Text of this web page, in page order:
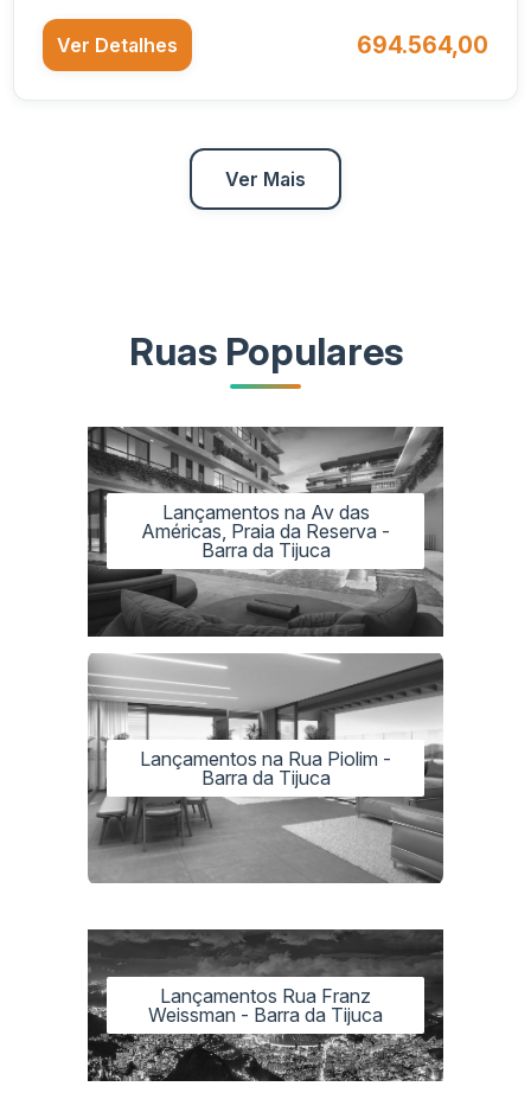
Ver Detalhes 694.564,00
Ver Mais
Ruas Populares
Lançamentos na Av das
Américas, Praia da Reserva -
Barra da Tijuca
Lançamentos na Rua Piolim -
Barra da Tijuca
Lançamentos Rua Franz
Weissman - Barra da Tijuca